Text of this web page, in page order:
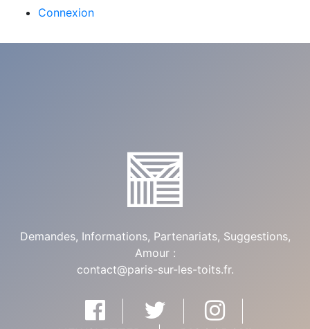
Connexion
Demandes, Informations, Partenariats, Suggestions,
Amour :
contact@paris-sur-les-toits.fr.